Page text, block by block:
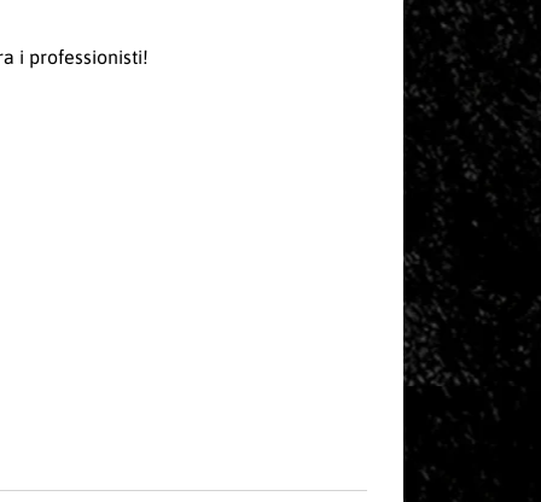
i professionisti!